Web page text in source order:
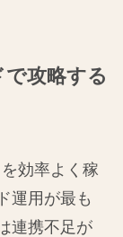
攻略する
効率よく稼
運用が最も
連携不足が